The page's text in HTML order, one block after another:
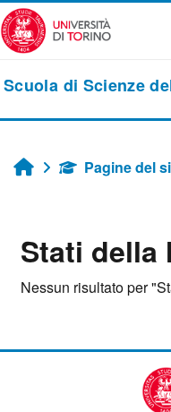
Vai al contenuto principale
Scuola di Scienze
HomePagine del
Stati della
Nessun risultato per